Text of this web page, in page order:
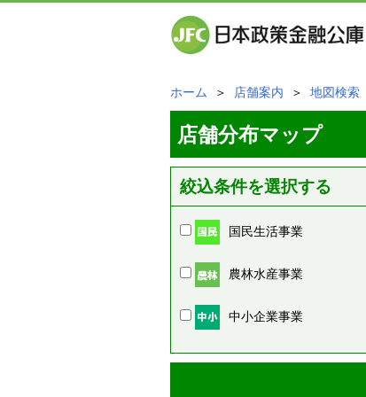
ホーム ＞ 店舗案内 ＞ 地図検索
店舗分布マップ
絞込条件を選択する
国民生活事業
農林水産事業
中小企業事業